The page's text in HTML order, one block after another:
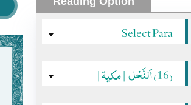
Select Para
(16) اَلنَّحْل |مکیۃ|